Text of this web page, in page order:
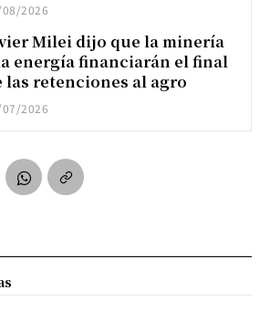
2026
Milei dijo que la minería
energía financiarán el final
las retenciones al agro
2026